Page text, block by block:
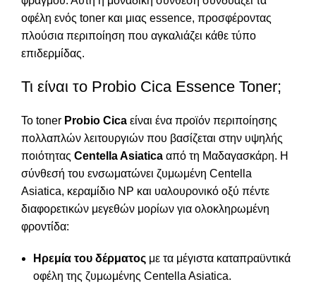
οφέλη ενός toner και μιας essence, προσφέροντας
πλούσια περιποίηση που αγκαλιάζει κάθε τύπο
επιδερμίδας.
Τι είναι το Probio Cica Essence Toner;
Το toner Probio Cica είναι ένα προϊόν περιποίησης
πολλαπλών λειτουργιών που βασίζεται στην υψηλής
ποιότητας Centella Asiatica από τη Μαδαγασκάρη. Η
σύνθεσή του ενσωματώνει ζυμωμένη Centella
Asiatica, κεραμίδιο NP και υαλουρονικό οξύ πέντε
διαφορετικών μεγεθών μορίων για ολοκληρωμένη
φροντίδα:
Ηρεμία του δέρματος με τα μέγιστα καταπραϋντικά
οφέλη της ζυμωμένης Centella Asiatica.